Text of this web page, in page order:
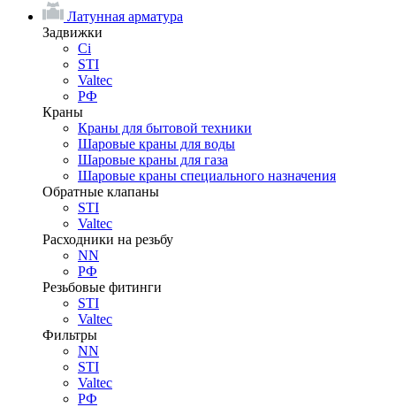
Латунная арматура
Задвижки
Ci
STI
Valtec
РФ
Краны
Краны для бытовой техники
Шаровые краны для воды
Шаровые краны для газа
Шаровые краны специального назначения
Обратные клапаны
STI
Valtec
Расходники на резьбу
NN
РФ
Резьбовые фитинги
STI
Valtec
Фильтры
NN
STI
Valtec
РФ